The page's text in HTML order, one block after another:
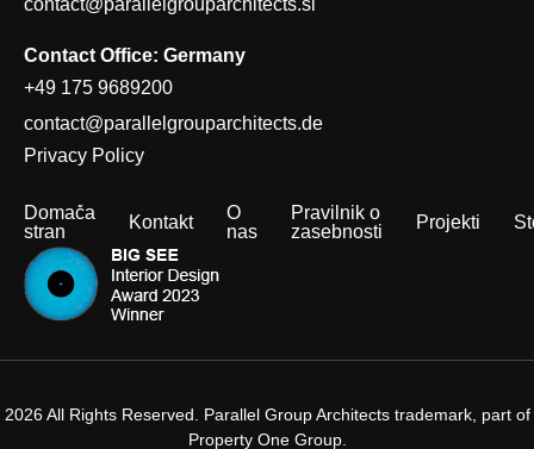
contact@parallelgrouparchitects.si
Contact Office: Germany
+49 175 9689200
contact@parallelgrouparchitects.de
Privacy Policy
Domača
stran
Kontakt
O
nas
Pravilnik o
zasebnosti
Projekti
2026 All Rights Reserved. Parallel Group Architects trademark, part of
Property One Group.